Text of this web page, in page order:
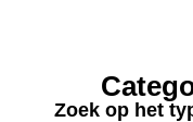
Zoek op het